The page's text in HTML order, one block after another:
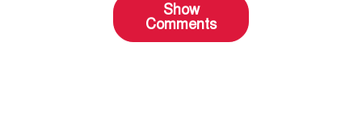
Show
Comments